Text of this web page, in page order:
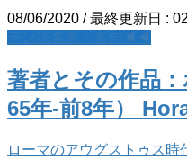
08/06/2020 / 最終更新日 :
著者とその作品
65年-前8年）
ローマのアウグストゥス